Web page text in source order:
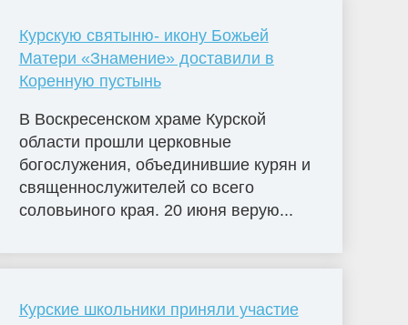
Курскую святыню- икону Божьей
Матери «Знамение» доставили в
Коренную пустынь
В Воскресенском храме Курской
области прошли церковные
богослужения, объединившие курян и
священнослужителей со всего
соловьиного края. 20 июня верую...
Курские школьники приняли участие